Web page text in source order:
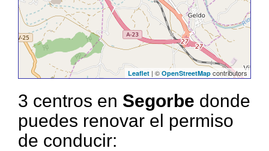
Leaflet | ©OpenStreetMap contributors
3 centros en Segorbe donde
puedes renovar el permiso
de conducir: